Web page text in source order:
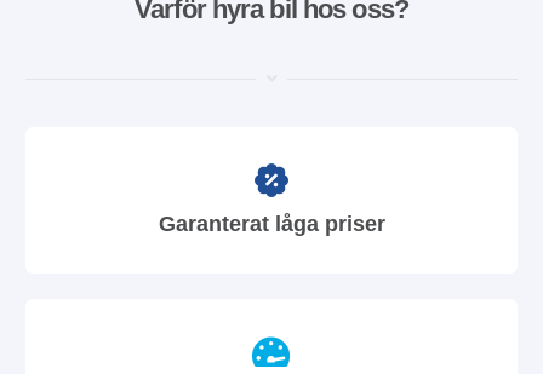
Varför hyra bil hos oss?
Garanterat låga priser